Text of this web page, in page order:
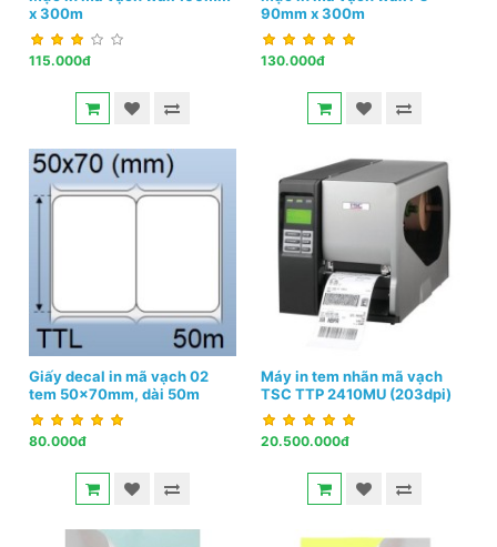
x 300m
115.000đ
90mm x 300m
130.000đ
Giấy decal in mã vạch 02
tem 50x70mm, dài 50m
80.000đ
Máy in tem nhãn mã vạch
TSC TTP 2410MU (203dpi)
20.500.000đ